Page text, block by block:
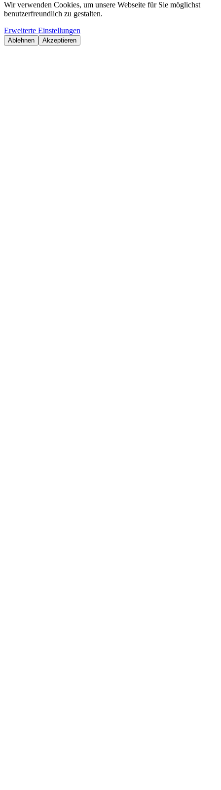
Wir verwenden Cookies, um unsere Webseite für Sie möglichst
benutzerfreundlich zu gestalten.
Erweiterte Einstellungen
Ablehnen Akzeptieren